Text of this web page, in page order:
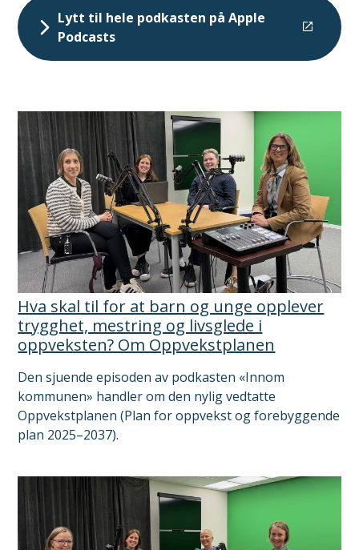
Lytt til hele podkasten på Apple
Podcasts
Hva skal til for at barn og unge opplever
trygghet, mestring og livsglede i
oppveksten? Om Oppvekstplanen
Den sjuende episoden av podkasten «Innom
kommunen» handler om den nylig vedtatte
Oppvekstplanen (Plan for oppvekst og forebyggende
plan 2025–2037).